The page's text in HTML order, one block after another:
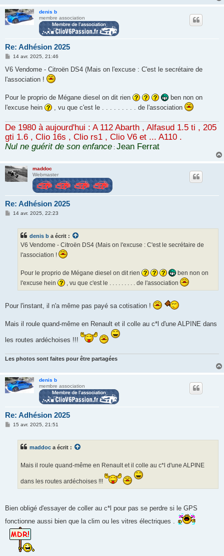
denis b
membre association
Re: Adhésion 2025
M
s
a
14 avr. 2025, 21:46
V6 Vendome - Citroën DS4 (Mais on l'excuse : C'est le secrétaire de
l'association !
Pour le proprio de Mégane diesel on dit rien
ben non on
l'excuse hein
, vu que c'est le . . . . . . . . . de l'association
De 1980 à aujourd'hui : A 112 Abarth , Alfasud 1.5 ti , 205
gti 1.6 , Clio 16s , Clio rs1 , Clio V6 et ... A110 .
Nul ne guérit de son enfance : Jean Ferrat
maddoc
Webmaster
Re: Adhésion 2025
M
14 avr. 2025, 22:23
denis b a écrit :
V6 Vendome - Citroën DS4 (Mais on l'excuse : C'est le secrétaire de
l'association !
Pour le proprio de Mégane diesel on dit rien
ben non on
l'excuse hein
, vu que c'est le . . . . . . . . . de l'association
Pour l'instant, il n'a même pas payé sa cotisation !
Mais il roule quand-même en Renault et il colle au c*l d'une ALPINE dans
les routes ardéchoises !!!
Les photos sont faites pour être partagées
denis b
membre association
Re: Adhésion 2025
M
15 avr. 2025, 21:51
maddoc a écrit :
Mais il roule quand-même en Renault et il colle au c*l d'une ALPINE
dans les routes ardéchoises !!!
Bien obligé d'essayer de coller au c*l pour pas se perdre si le GPS
fonctionne aussi bien que la clim ou les vitres électriques .